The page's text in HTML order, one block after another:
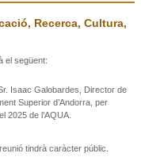
Recerca, Cultura,
el següent:
Isaac Galobardes, Director de
Superior d’Andorra, per
2025 de l’AQUA.
tindrà caràcter públic.